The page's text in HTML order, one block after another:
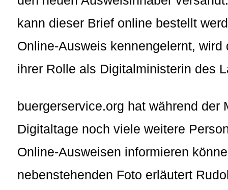
kann dieser Brief online bestellt
Online-Ausweis kennengelernt,
ihrer Rolle als Digitalministerin des
buergerservice.org hat während der
Digitaltage noch viele weitere
Online-Ausweisen informieren
nebenstehenden Foto erläutert